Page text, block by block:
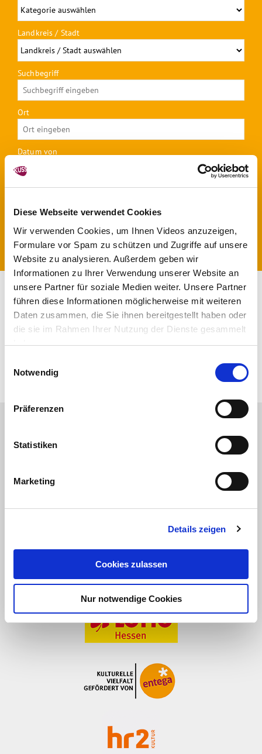
Diese Webseite verwendet Cookies
Wir verwenden Cookies, um Ihnen Videos anzuzeigen,
Formulare vor Spam zu schützen und Zugriffe auf unsere
Website zu analysieren. Außerdem geben wir
Informationen zu Ihrer Verwendung unserer Website an
unsere Partner für soziale Medien weiter. Unsere Partner
führen diese Informationen möglicherweise mit weiteren
Daten zusammen, die Sie ihnen bereitgestellt haben oder
die sie im Rahmen Ihrer Nutzung der Dienste gesammelt
haben.
Notwendig
Präferenzen
Statistiken
Marketing
Details zeigen
Cookies zulassen
Nur notwendige Cookies
Landkreis / Stadt
Suchbegriff
Ort
Datum von
Datum bis
1 2 3 4 5 6
7 8 9 10 11 12 13
14 15